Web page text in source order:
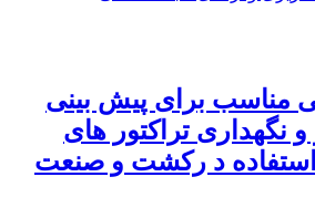
مناسب برای پیش بینی
نگهداری تراکتور های
د رکشت و صنعت